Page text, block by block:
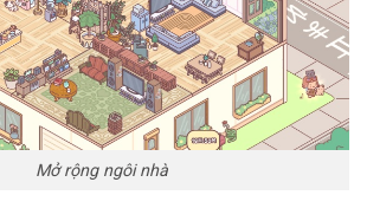
Mở rộng ngôi nhà